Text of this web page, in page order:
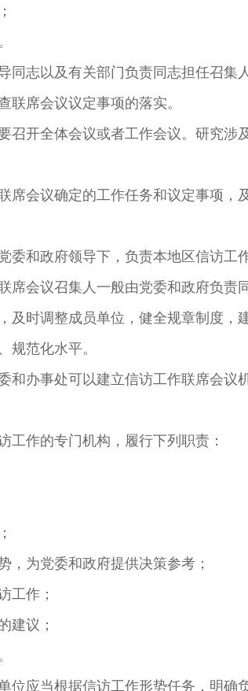
同志以及有关部门负责同志担任召
联席会议议定事项的落实。
召开全体会议或者工作会议。研究
席会议确定的工作任务和议定事项
委和政府领导下，负责本地区信访
席会议召集人一般由党委和政府负责
及时调整成员单位，健全规章制度
规范化水平。
和办事处可以建立信访工作联席会
工作的专门机构，履行下列职责：
，为党委和政府提供决策参考；
工作；
建议；
位应当根据信访工作形势任务，明